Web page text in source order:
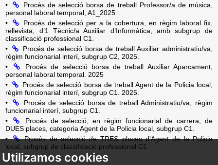
Utilizamos cookies
•
Procés de selecció borsa de treball Professor/a de música,
personal laboral temporal, A1_2025
•
Procés de selecció per a la cobertura, en règim laboral fix,
rellevista, d’1 Tècnic/a Auxiliar d’Informàtica, amb subgrup de
classificació professional C1.
•
Procés de selecció borsa de treball Auxiliar administratiu/va,
règim funcionarial interí, subgrup C2, 2025.
•
Procés de selecció borsa de treball Auxiliar Aparcament,
personal laboral temporal. 2025
•
Procés de selecció borsa de treball Agent de la Policia local,
règim funcionarial interí, subgrup C1. 2025.
•
Procés de selecció borsa de treball Administratiu/va, règim
funcionarial interí, subgrup C1.
•
Procés de selecció, en règim funcionarial de carrera, de
DUES places, categoria Agent de la Policia local, subgrup C1.
•
Procés de selecció de TRES places d'Agent de la Policia
local, subgrup de classificació professional C1